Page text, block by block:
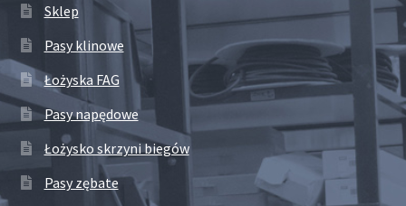
Sklep
Pasy klinowe
Łożyska FAG
Pasy napędowe
Łożysko skrzyni biegów
Pasy zębate